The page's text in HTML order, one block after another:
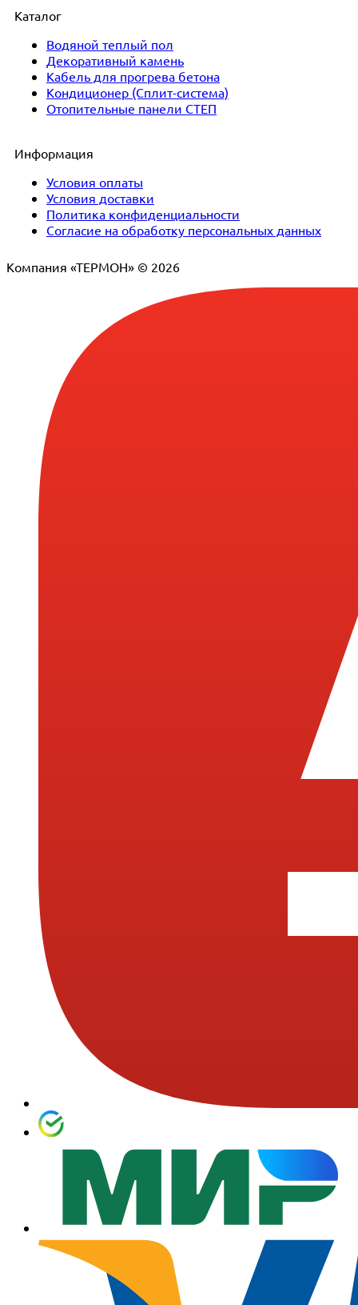
Каталог
Водяной теплый пол
Декоративный камень
Кабель для прогрева бетона
Кондиционер (Сплит-система)
Отопительные панели СТЕП
Информация
Условия оплаты
Условия доставки
Политика конфиденциальности
Согласие на обработку персональных данных
Компания «ТЕРМОН» © 2026